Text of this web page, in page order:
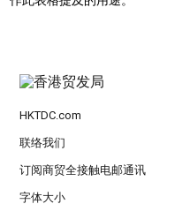
HKTDC.com
联络我们
订阅商贸全接触电邮通讯
字体大小